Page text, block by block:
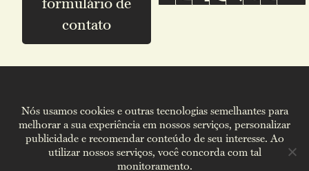
contato
Todos os direitos reservados.
Política de Privacidade Termos de Uso
Nós usamos cookies e outras tecnologias semelhantes para
melhorar a sua experiência em nossos serviços, personalizar
publicidade e recomendar conteúdo de seu interesse. Ao
utilizar nossos serviços, você concorda com tal
monitoramento.